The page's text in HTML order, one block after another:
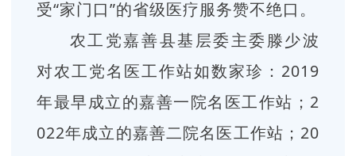
受“家门口”的省级医疗服务赞不绝口。
农工党嘉善县基层委主委滕少波
对农工党名医工作站如数家珍：2019
年最早成立的嘉善一院名医工作站；2
022年成立的嘉善二院名医工作站；20